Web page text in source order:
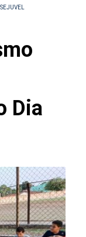
SEJUVEL
Dia